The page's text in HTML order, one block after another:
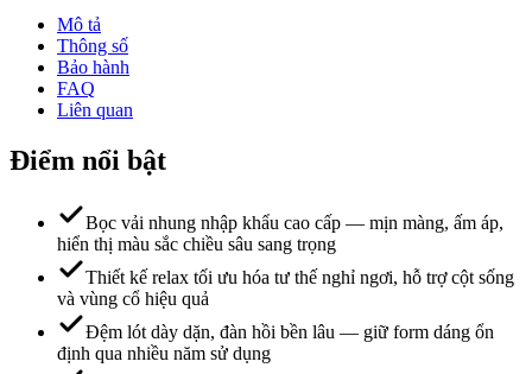
Mô tả
Thông số
Bảo hành
FAQ
Liên quan
Điểm nổi bật
Bọc vải nhung nhập khẩu cao cấp — mịn màng, ấm áp,
hiển thị màu sắc chiều sâu sang trọng
Thiết kế relax tối ưu hóa tư thế nghỉ ngơi, hỗ trợ cột sống
và vùng cổ hiệu quả
Đệm lót dày dặn, đàn hồi bền lâu — giữ form dáng ổn
định qua nhiều năm sử dụng